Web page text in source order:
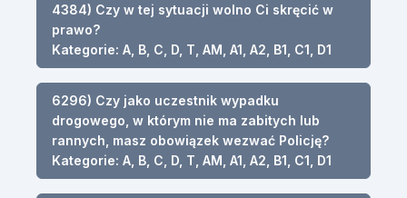
4384) Czy w tej sytuacji wolno Ci skręcić w
prawo?
Kategorie: A, B, C, D, T, AM, A1, A2, B1, C1, D1
6296) Czy jako uczestnik wypadku
drogowego, w którym nie ma zabitych lub
rannych, masz obowiązek wezwać Policję?
Kategorie: A, B, C, D, T, AM, A1, A2, B1, C1, D1